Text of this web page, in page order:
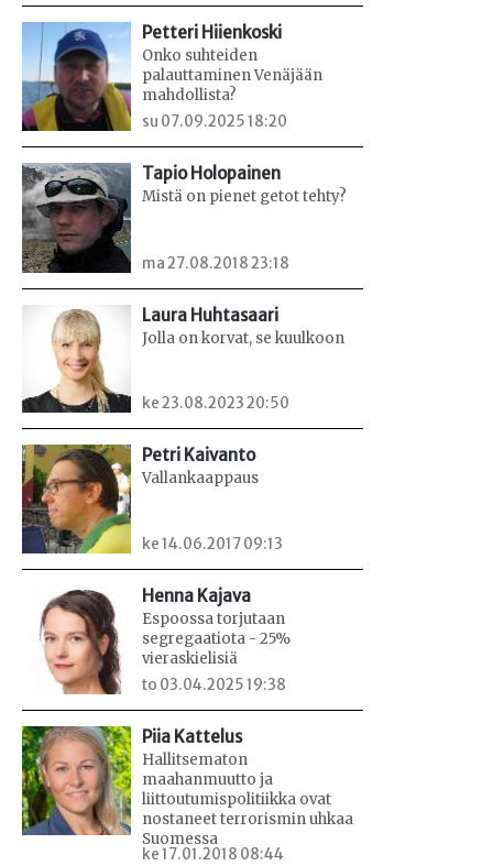
Petteri Hiienkoski
Onko suhteiden
palauttaminen Venäjään
mahdollista?
su 07.09.2025 18:20
Tapio Holopainen
Mistä on pienet getot tehty?
ma 27.08.2018 23:18
Laura Huhtasaari
Jolla on korvat, se kuulkoon
ke 23.08.2023 20:50
Petri Kaivanto
Vallankaappaus
ke 14.06.2017 09:13
Henna Kajava
Espoossa torjutaan
segregaatiota - 25%
vieraskielisiä
to 03.04.2025 19:38
Piia Kattelus
Hallitsematon
maahanmuutto ja
liittoutumispolitiikka ovat
nostaneet terrorismin uhkaa
Suomessa
ke 17.01.2018 08:44